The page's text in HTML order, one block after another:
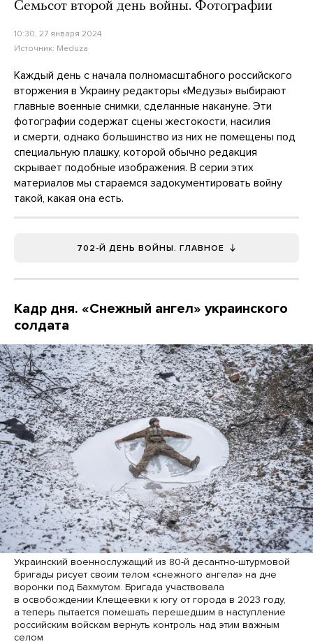
Семьсот второй день войны. Фотографии
10:30, 27 января 2024
Источник: Meduza
Каждый день с начала полномасштабного российского
вторжения в Украину редакторы «Медузы» выбирают
главные военные снимки, сделанные накануне. Эти
фотографии содержат сцены жестокости, насилия
и смерти, однако большинство из них не помещены под
специальную плашку, которой обычно редакция
скрывает подобные изображения. В серии этих
материалов мы стараемся задокументировать войну
такой, какая она есть.
702-Й ДЕНЬ ВОЙНЫ. ГЛАВНОЕ
Кадр дня. «Снежный ангел» украинского
солдата
Украинский военнослужащий из 80-й десантно-штурмовой
бригады рисует своим телом «снежного ангела» на дне
воронки под Бахмутом. Бригада участвовала
в освобождении Клещеевки к югу от города в 2023 году,
а теперь пытается помешать перешедшим в наступление
российским войскам вернуть контроль над этим важным
селом